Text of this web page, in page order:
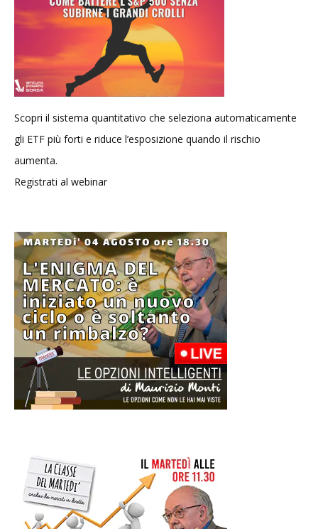
Scopri il sistema quantitativo che seleziona automaticamente
gli ETF più forti e riduce l’esposizione quando il rischio
aumenta.
Registrati al webinar